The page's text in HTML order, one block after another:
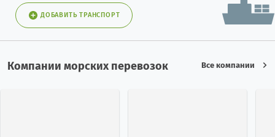
ДОБАВИТЬ ТРАНСПОРТ
Компании морских перевозок Все компании